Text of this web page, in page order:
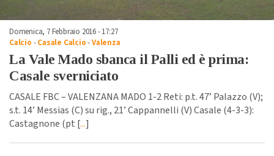
Domenica, 7 Febbraio 2016 - 17:27
Calcio -Casale Calcio-Valenza
La Vale Mado sbanca il Palli ed è prima:
Casale sverniciato
CASALE FBC – VALENZANA MADO 1-2 Reti: p.t. 47’ Palazzo (V);
s.t. 14’ Messias (C) su rig., 21’ Cappannelli (V) Casale (4-3-3):
Castagnone (pt [...]